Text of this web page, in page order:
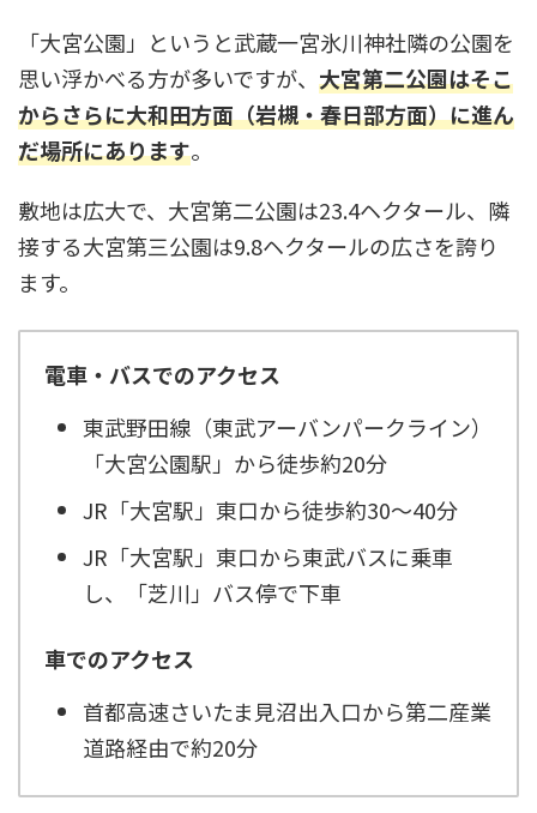
「大宮公園」というと武蔵一宮氷川神社隣の公園を
思い浮かべる方が多いですが、 大宮第二公園はそこ
からさらに大和田方面（岩槻・春日部方面）に進ん
だ場所にあります。
敷地は広大で、大宮第二公園は23.4ヘクタール、隣
接する大宮第三公園は9.8ヘクタールの広さを誇り
ます。
電車・バスでのアクセス
東武野田線（東武アーバンパークライン）
「大宮公園駅」から徒歩約20分
JR「大宮駅」東口から徒歩約30〜40分
JR「大宮駅」東口から東武バスに乗車
し、「芝川」バス停で下車
車でのアクセス
首都高速さいたま見沼出入口から第二産業
道路経由で約20分